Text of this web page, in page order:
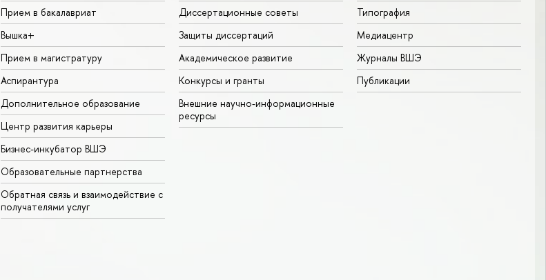
Прием в бакалавриат
Вышка+
Прием в магистратуру
Аспирантура
Дополнительное образование
Центр развития карьеры
Бизнес-инкубатор ВШЭ
Образовательные партнерства
Обратная связь и взаимодействие с
получателями услуг
Диссертационные советы
Защиты диссертаций
Академическое развитие
Конкурсы и гранты
Внешние научно-информационные
ресурсы
Типография
Медиацентр
Журналы ВШЭ
Публикации